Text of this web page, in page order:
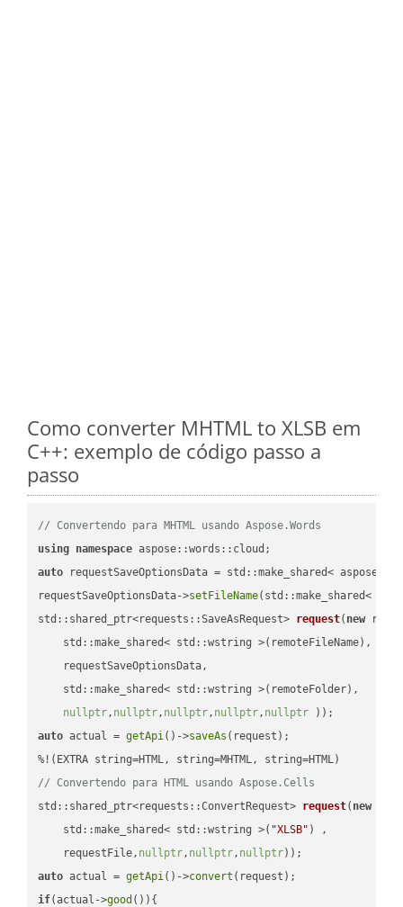
Como converter MHTML to XLSB em
C++: exemplo de código passo a
passo
// Convertendo para MHTML usando Aspose.Words
using namespace
auto requestSaveOptionsData = std::make_shared<
requestSaveOptionsData->setFileName(std::make_shared<
std::shared_ptr<requests::SaveAsRequest> request( new
    std::make_shared< std::wstring >(remoteFileName),
    requestSaveOptionsData,
    std::make_shared< std::wstring >(remoteFolder),
nullptr, nullptr, nullptr, nullptr, nullptr ))
auto actual = getApi()->saveAs (request);
// Convertendo para HTML usando Aspose.Cells
std::shared_ptr<requests::ConvertRequest> request( new
    std::make_shared< std::wstring >(
"XLSB" ) ,
    requestFile,
nullptr, nullptr, nullptr))
auto actual = getApi()->convert
if(actual->good ()){